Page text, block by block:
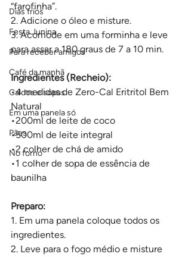
Dias frios
Festa Junina
Para receber amigos
Café da manhã
Caldos e sopas
Em uma panela só
Pães
No forno
“farofinha”.
2. Adicione o óleo e misture.
3. Acomode em uma forminha e leve
para assar a 180 graus de 7 a 10 min.
Ingredientes (Recheio):
•4 medidas de Zero-Cal Eritritol Bem
Natural
•200ml de leite de coco
•500ml de leite integral
•2 colher de chá de amido
•1 colher de sopa de essência de
baunilha
Preparo:
1. Em uma panela coloque todos os
ingredientes.
2. Leve para o fogo médio e misture